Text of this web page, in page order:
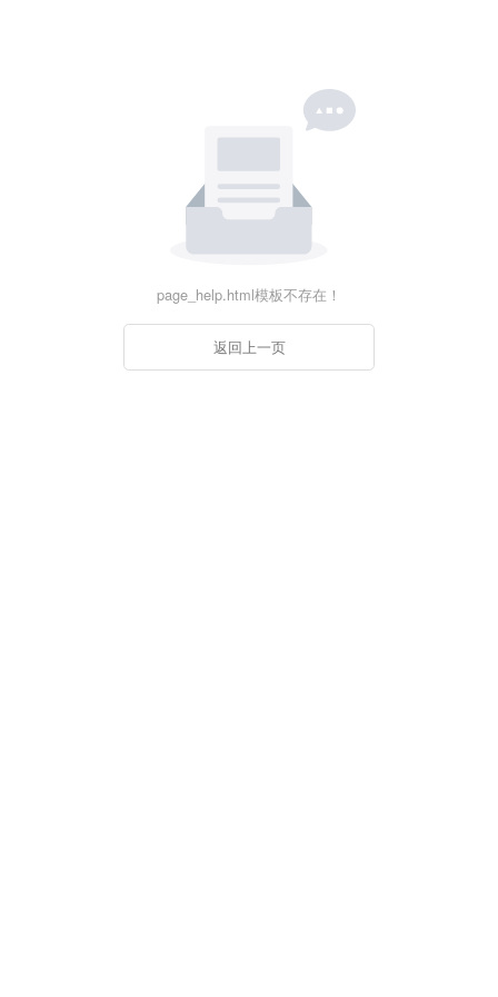
page_help.html模板不存在！
返回上一页